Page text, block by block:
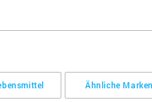
Ähnliche Marken